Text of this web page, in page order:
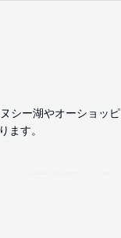
シー湖やオーショッ
ます。
ヒー / ティーメーカ